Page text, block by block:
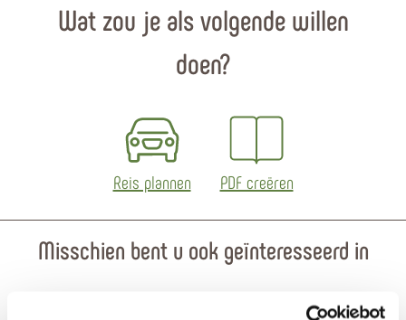
Wat zou je als volgende willen
doen?
Reis plannen PDF creëren
Misschien bent u ook geïnteresseerd in